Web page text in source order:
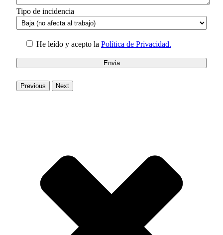
Tipo de incidencia
He leído y acepto la Política de Privacidad.
Previous Next